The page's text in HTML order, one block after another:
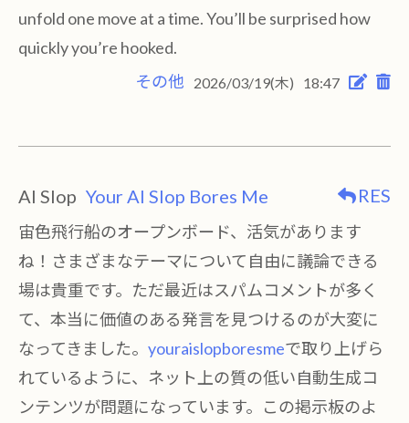
unfold one move at a time. You’ll be surprised how
quickly you’re hooked.
その他
2026/03/19(木) 18:47
AI Slop Your AI Slop Bores Me RES
宙色飛行船のオープンボード、活気があります
ね！さまざまなテーマについて自由に議論できる
場は貴重です。ただ最近はスパムコメントが多く
て、本当に価値のある発言を見つけるのが大変に
なってきました。 youraislopboresmeで取り上げら
れているように、ネット上の質の低い自動生成コ
ンテンツが問題になっています。この掲示板のよ